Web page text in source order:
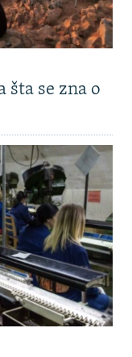
šta se zna o